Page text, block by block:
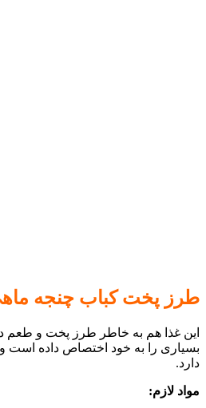
طرز پخت کباب چنجه
این غذا هم به خاطر طرز پخت و طعم
بسیاری را به خود اختصاص داده است
دارد.
مواد لازم: